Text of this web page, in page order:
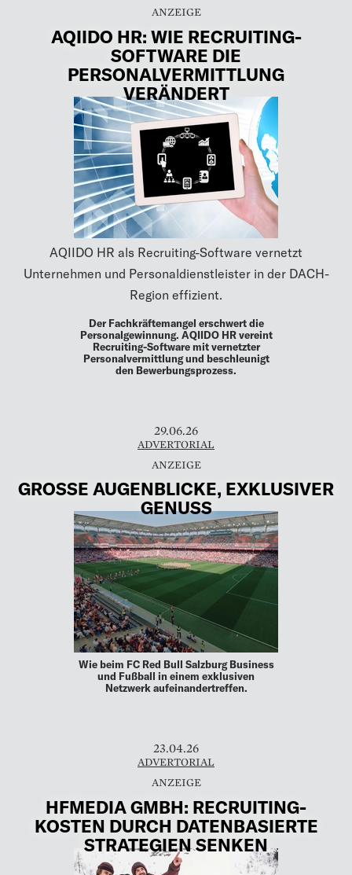
AQIIDO HR: WIE RECRUITING-
SOFTWARE DIE
PERSONALVERMITTLUNG
VERÄNDERT
AQIIDO HR als Recruiting-Software vernetzt
Unternehmen und Personaldienstleister in der DACH-
Region effizient.
Der Fachkräftemangel erschwert die
Personalgewinnung. AQIIDO HR vereint
Recruiting-Software mit vernetzter
Personalvermittlung und beschleunigt
den Bewerbungsprozess.
29.06.26
ADVERTORIAL
GROSSE AUGENBLICKE, EXKLUSIVER G
ENUSS
Wie beim FC Red Bull Salzburg Business
und Fußball in einem exklusiven
Netzwerk aufeinandertreffen.
23.04.26
ADVERTORIAL
HFMEDIA GMBH: RECRUITING-
KOSTEN DURCH DATENBASIERTE
STRATEGIEN SENKEN